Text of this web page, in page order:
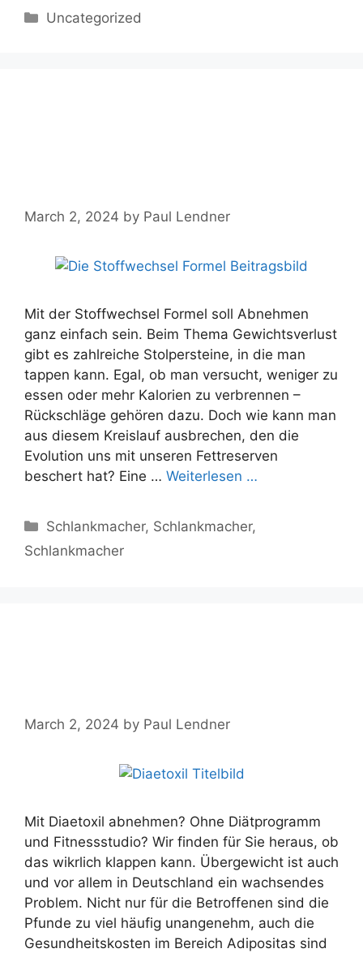
Categories
Uncategorized
March 2, 2024 by Paul Lendner
Mit der Stoffwechsel Formel soll Abnehmen
ganz einfach sein. Beim Thema Gewichtsverlust
gibt es zahlreiche Stolpersteine, in die man
tappen kann. Egal, ob man versucht, weniger zu
essen oder mehr Kalorien zu verbrennen –
Rückschläge gehören dazu. Doch wie kann man
aus diesem Kreislauf ausbrechen, den die
Evolution uns mit unseren Fettreserven
beschert hat? Eine … Weiterlesen …
Categories
Schlankmacher, Schlankmacher,
Schlankmacher
March 2, 2024 by Paul Lendner
Mit Diaetoxil abnehmen? Ohne Diätprogramm
und Fitnessstudio? Wir finden für Sie heraus, ob
das wikrlich klappen kann. Übergewicht ist auch
und vor allem in Deutschland ein wachsendes
Problem. Nicht nur für die Betroffenen sind die
Pfunde zu viel häufig unangenehm, auch die
Gesundheitskosten im Bereich Adipositas sind